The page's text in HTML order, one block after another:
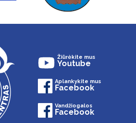
Žiūrėkite mus
Youtube
Aplankykite mus
Facebook
Vandžiogalos
Facebook